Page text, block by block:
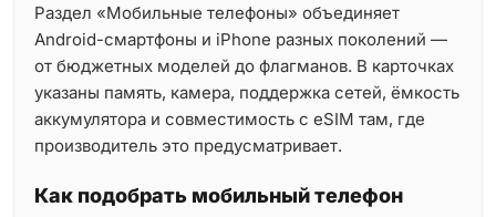
Раздел «Мобильные телефоны» объединяет
Android-смартфоны и iPhone разных поколений —
от бюджетных моделей до флагманов. В карточках
указаны память, камера, поддержка сетей, ёмкость
аккумулятора и совместимость с eSIM там, где
производитель это предусматривает.
Как подобрать мобильный телефон